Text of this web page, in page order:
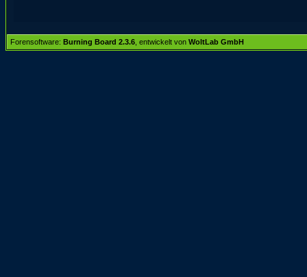
Forensoftware: Burning Board 2.3.6 , entwickelt von WoltLab GmbH